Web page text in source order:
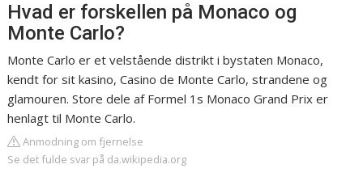
Hvad er forskellen på Monaco og
Monte Carlo?
Monte Carlo er et velstående distrikt i bystaten Monaco,
kendt for sit kasino, Casino de Monte Carlo, strandene og
glamouren. Store dele af Formel 1s Monaco Grand Prix er
henlagt til Monte Carlo.
Anmodning om fjernelse
Se det fulde svar på da.wikipedia.org